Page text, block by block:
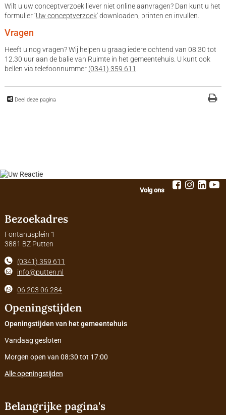
Wilt u uw conceptverzoek liever niet online aanvragen? Dan kunt u het
formulier ‘Uw conceptverzoek' downloaden, printen en invullen.
Vragen
Heeft u nog vragen? Wij helpen u graag iedere ochtend van 08.30 tot
12.30 uur aan de balie van Ruimte in het gemeentehuis. U kunt ook
bellen via telefoonnummer (0341) 359 611
Deel deze pagina
Volg ons
Bezoekadres
Fontanusplein 1
3881 BZ Putten
(0341) 359 611
info@putten.nl
06 203 06 284
Openingstijden
Openingstijden van het gemeentehuis
Vandaag gesloten
Morgen open van 08:30 tot 17:00
Alle openingstijden
Belangrijke pagina's